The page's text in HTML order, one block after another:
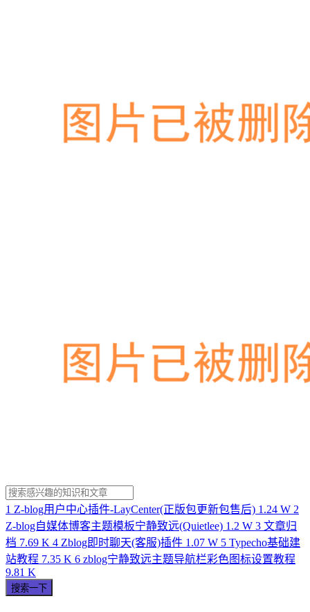
1 Z-blog用户中心插件-LayCenter(正版包更新包售后) 1.24 W 2
Z-blog自媒体博客主题模板宁静致远(Quietlee) 1.2 W 3 文章归
档 7.69 K 4 Zblog即时聊天(客服)插件 1.07 W 5 Typecho基础建
站教程 7.35 K 6 zblog宁静致远主题导航栏彩色图标设置教程
9.81 K
搜索一下